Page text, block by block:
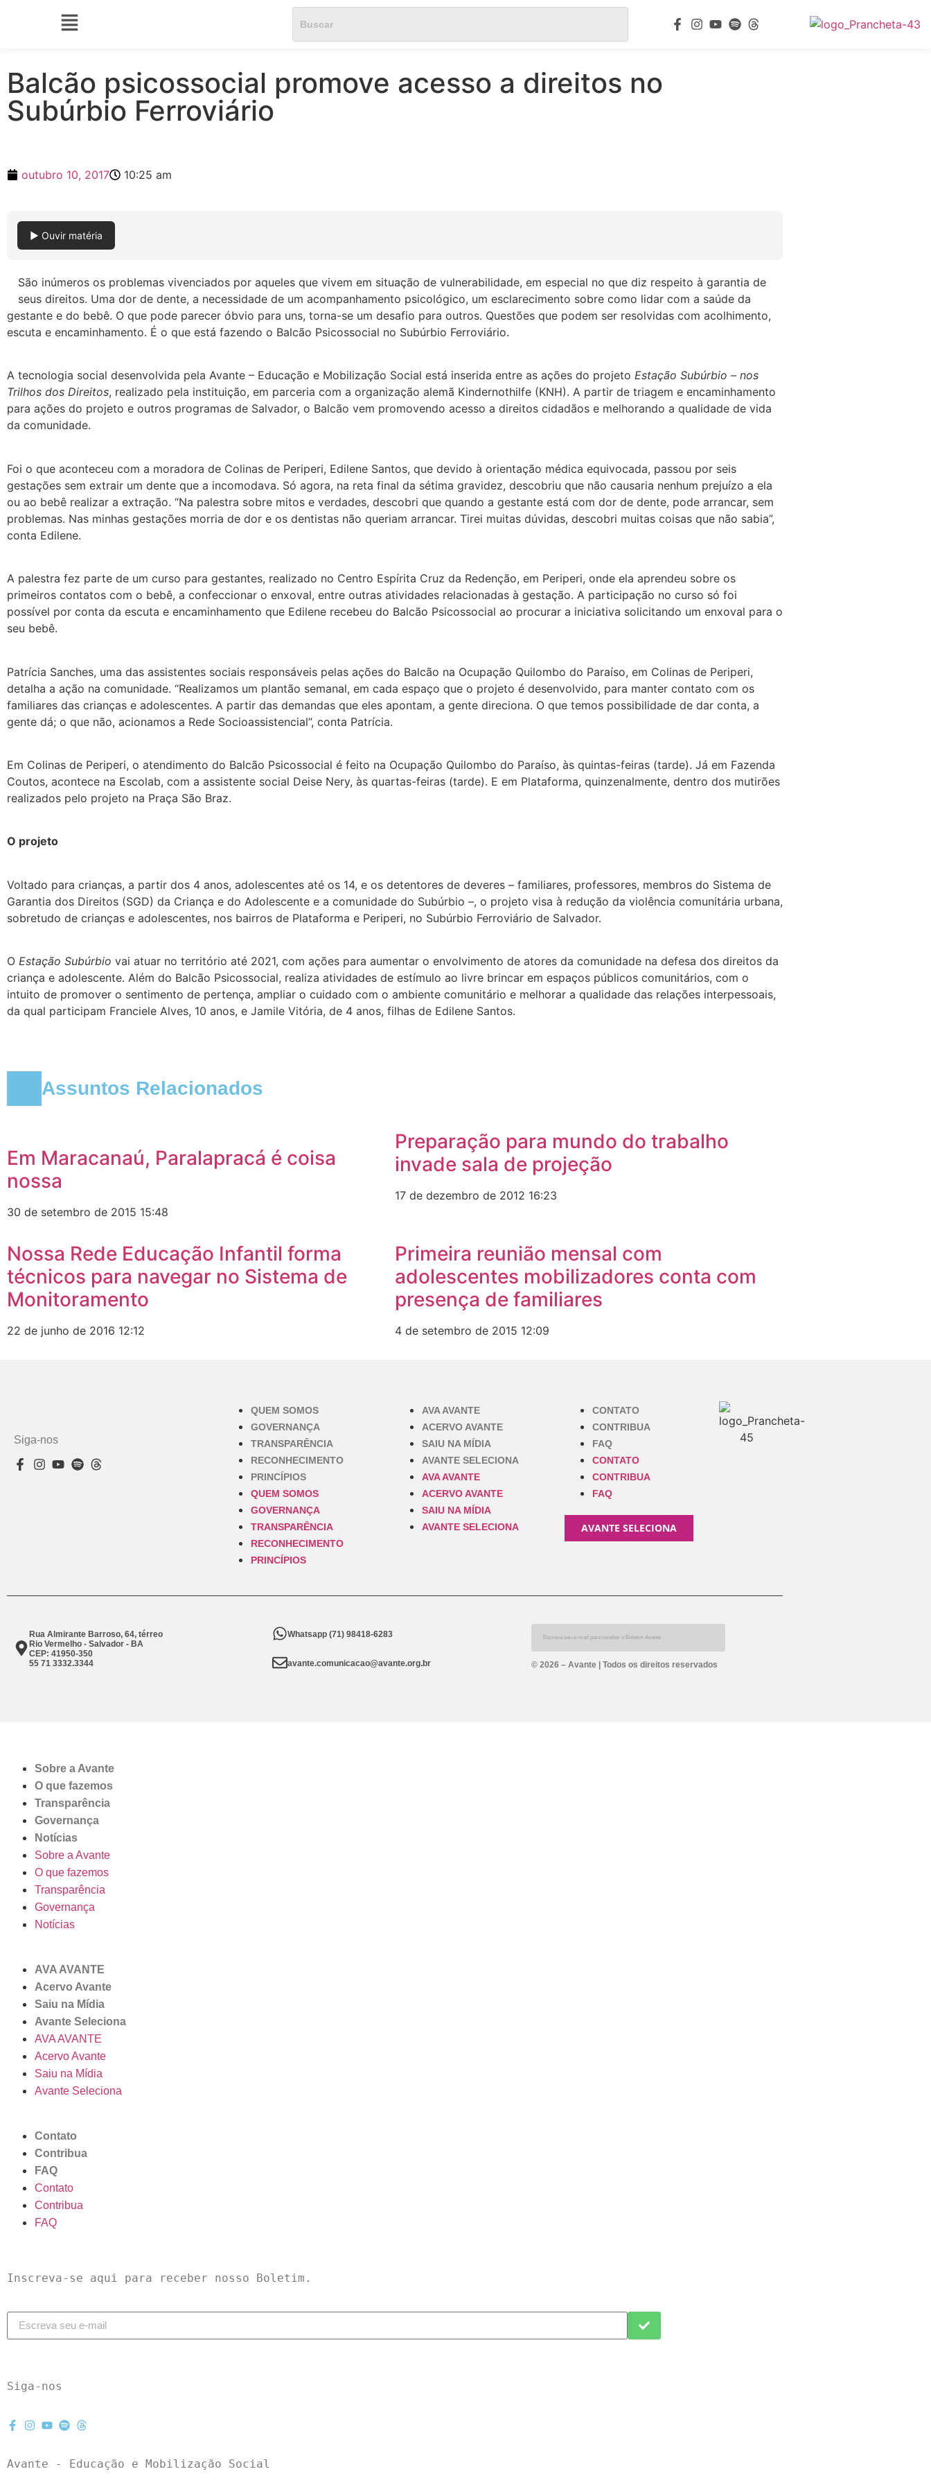
Balcão psicossocial promove acesso a direitos no
Subúrbio Ferroviário
outubro 10, 2017 10:25 am
▶ Ouvir matéria
São inúmeros os problemas vivenciados por aqueles que vivem em situação de vulnerabilidade, em especial no que diz respeito à garantia de
seus direitos. Uma dor de dente, a necessidade de um acompanhamento psicológico, um esclarecimento sobre como lidar com a saúde da
gestante e do bebê. O que pode parecer óbvio para uns, torna-se um desafio para outros. Questões que podem ser resolvidas com acolhimento,
escuta e encaminhamento. É o que está fazendo o Balcão Psicossocial no Subúrbio Ferroviário.
A tecnologia social desenvolvida pela Avante – Educação e Mobilização Social está inserida entre as ações do projeto Estação Subúrbio – nos
Trilhos dos Direitos, realizado pela instituição, em parceria com a organização alemã Kindernothilfe (KNH). A partir de triagem e encaminhamento
para ações do projeto e outros programas de Salvador, o Balcão vem promovendo acesso a direitos cidadãos e melhorando a qualidade de vida
da comunidade.
Foi o que aconteceu com a moradora de Colinas de Periperi, Edilene Santos, que devido à orientação médica equivocada, passou por seis
gestações sem extrair um dente que a incomodava. Só agora, na reta final da sétima gravidez, descobriu que não causaria nenhum prejuízo a ela
ou ao bebê realizar a extração. “Na palestra sobre mitos e verdades, descobri que quando a gestante está com dor de dente, pode arrancar, sem
problemas. Nas minhas gestações morria de dor e os dentistas não queriam arrancar. Tirei muitas dúvidas, descobri muitas coisas que não sabia”,
conta Edilene.
A palestra fez parte de um curso para gestantes, realizado no Centro Espírita Cruz da Redenção, em Periperi, onde ela aprendeu sobre os
primeiros contatos com o bebê, a confeccionar o enxoval, entre outras atividades relacionadas à gestação. A participação no curso só foi
possível por conta da escuta e encaminhamento que Edilene recebeu do Balcão Psicossocial ao procurar a iniciativa solicitando um enxoval para o
seu bebê.
Patrícia Sanches, uma das assistentes sociais responsáveis pelas ações do Balcão na Ocupação Quilombo do Paraíso, em Colinas de Periperi,
detalha a ação na comunidade. “Realizamos um plantão semanal, em cada espaço que o projeto é desenvolvido, para manter contato com os
familiares das crianças e adolescentes. A partir das demandas que eles apontam, a gente direciona. O que temos possibilidade de dar conta, a
gente dá; o que não, acionamos a Rede Socioassistencial”, conta Patrícia.
Em Colinas de Periperi, o atendimento do Balcão Psicossocial é feito na Ocupação Quilombo do Paraíso, às quintas-feiras (tarde). Já em Fazenda
Coutos, acontece na Escolab, com a assistente social Deise Nery, às quartas-feiras (tarde). E em Plataforma, quinzenalmente, dentro dos mutirões
realizados pelo projeto na Praça São Braz.
O projeto
Voltado para crianças, a partir dos 4 anos, adolescentes até os 14, e os detentores de deveres – familiares, professores, membros do Sistema de
Garantia dos Direitos (SGD) da Criança e do Adolescente e a comunidade do Subúrbio –, o projeto visa à redução da violência comunitária urbana,
sobretudo de crianças e adolescentes, nos bairros de Plataforma e Periperi, no Subúrbio Ferroviário de Salvador.
O Estação Subúrbio vai atuar no território até 2021, com ações para aumentar o envolvimento de atores da comunidade na defesa dos direitos da
criança e adolescente. Além do Balcão Psicossocial, realiza atividades de estímulo ao livre brincar em espaços públicos comunitários, com o
intuito de promover o sentimento de pertença, ampliar o cuidado com o ambiente comunitário e melhorar a qualidade das relações interpessoais,
da qual participam Franciele Alves, 10 anos, e Jamile Vitória, de 4 anos, filhas de Edilene Santos.
Assuntos Relacionados
Em Maracanaú, Paralapracá é coisa
nossa
30 de setembro de 2015 15:48
Preparação para mundo do trabalho
invade sala de projeção
17 de dezembro de 2012 16:23
Nossa Rede Educação Infantil forma
técnicos para navegar no Sistema de
Monitoramento
22 de junho de 2016 12:12
Primeira reunião mensal com
adolescentes mobilizadores conta com
presença de familiares
4 de setembro de 2015 12:09
Siga-nos
QUEM SOMOS
GOVERNANÇA
TRANSPARÊNCIA
RECONHECIMENTO
PRINCÍPIOS
QUEM SOMOS
GOVERNANÇA
TRANSPARÊNCIA
RECONHECIMENTO
PRINCÍPIOS
AVA AVANTE
ACERVO AVANTE
SAIU NA MÍDIA
AVANTE SELECIONA
AVA AVANTE
ACERVO AVANTE
SAIU NA MÍDIA
AVANTE SELECIONA
CONTATO
CONTRIBUA
FAQ
CONTATO
CONTRIBUA
FAQ
AVANTE SELECIONA
Rua Almirante Barroso, 64, térreo
Rio Vermelho - Salvador - BA
CEP: 41950-350
55 71 3332.3344
Whatsapp (71) 98418-6283
avante.comunicacao@avante.org.br © 2026 – Avante | Todos os direitos reservados
Sobre a Avante
O que fazemos
Transparência
Governança
Notícias
Sobre a Avante
O que fazemos
Transparência
Governança
Notícias
AVA AVANTE
Acervo Avante
Saiu na Mídia
Avante Seleciona
AVA AVANTE
Acervo Avante
Saiu na Mídia
Avante Seleciona
Contato
Contribua
FAQ
Contato
Contribua
FAQ
Inscreva-se aqui para receber nosso Boletim.
Siga-nos
Avante - Educação e Mobilização Social